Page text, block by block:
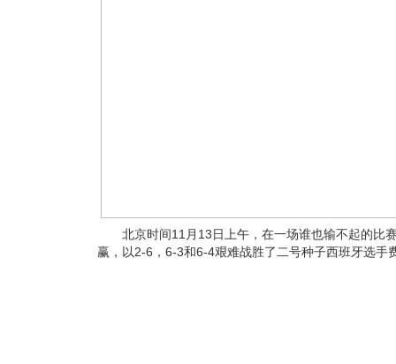
北京时间11月13日上午，在一场谁也输不起的比
赢，以2-6，6-3和6-4艰难战胜了二号种子西班牙选手